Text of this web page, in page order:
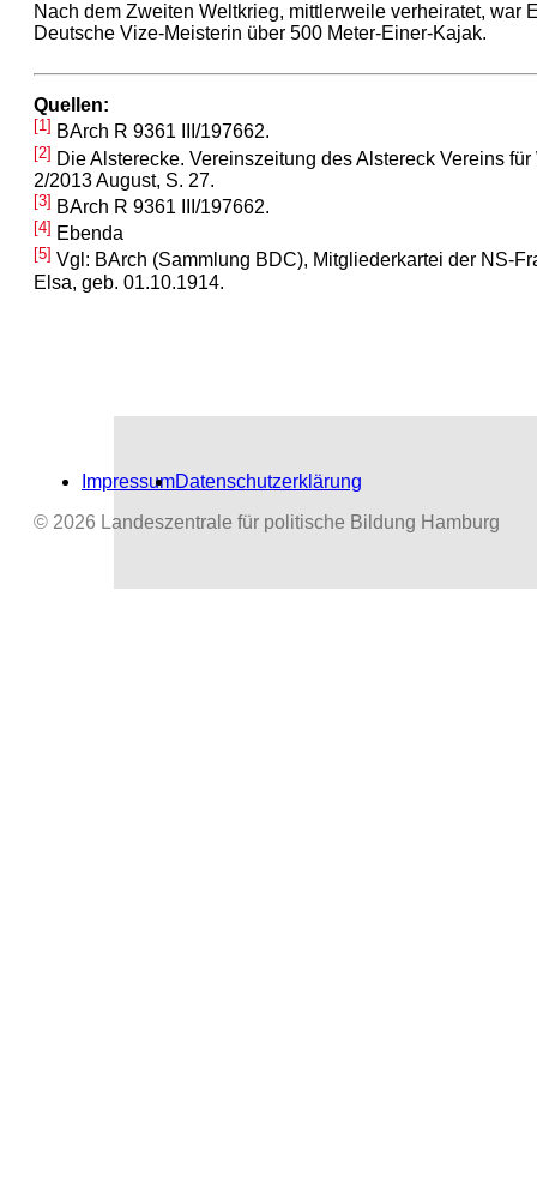
Nach dem Zweiten Weltkrieg, mittlerweile verheiratet, war
Deutsche Vize-Meisterin über 500 Meter-Einer-Kajak.
Quellen:
[1] BArch R 9361 III/197662.
[2] Die Alsterecke. Vereinszeitung des Alstereck Vereins für
2/2013 August, S. 27.
[3] BArch R 9361 III/197662.
[4] Ebenda
[5] Vgl: BArch (Sammlung BDC), Mitgliederkartei der NS-
Elsa, geb. 01.10.1914.
ImpressumDatenschutzerklärung
© 2026 Landeszentrale für politische Bildung Hamburg